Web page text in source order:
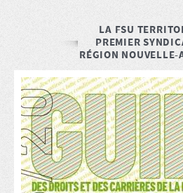
LA FSU
PREMIER
RÉGION